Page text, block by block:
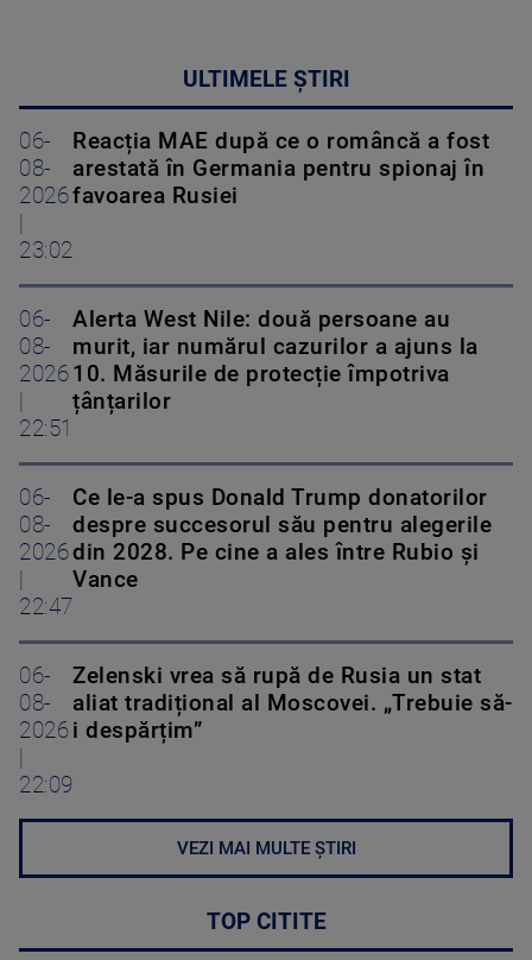
ULTIMELE ȘTIRI
06-
08-
2026
23:02
Reacția MAE după ce o româncă a fost
arestată în Germania pentru spionaj în
favoarea Rusiei
06-
08-
2026
22:51
Alerta West Nile: două persoane au
murit, iar numărul cazurilor a ajuns la
10. Măsurile de protecție împotriva
țânțarilor
06-
08-
2026
22:47
Ce le-a spus Donald Trump donatorilor
despre succesorul său pentru alegerile
din 2028. Pe cine a ales între Rubio și
Vance
06-
08-
2026
22:09
Zelenski vrea să rupă de Rusia un stat
aliat tradițional al Moscovei. „Trebuie să-
i despărțim”
VEZI MAI MULTE ȘTIRI
TOP CITITE